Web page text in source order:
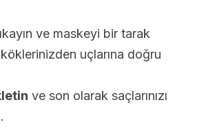
ve maskeyi bir tarak
köklerinizden uçlarına doğru
ve son olarak saçlarınızı